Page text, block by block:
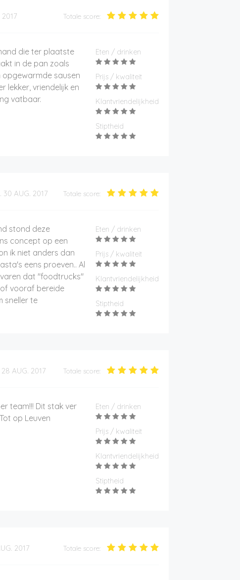
2017 Totale score:
die ter plaatste
in de pan zoals
sausen
lekker, vriendelijk en
vatbaar.
Eten / drinken
Prijs / kwaliteit
Klantvriendelijkheid
Stiptheid
30 AUG. 2017 Totale score:
stond deze
concept op een
ik niet anders dan
eens proeven.. Al
dat "foodtrucks"
vooraf bereide
sneller te
Eten / drinken
Prijs / kwaliteit
Klantvriendelijkheid
Stiptheid
28 AUG. 2017 Totale score:
team!!! Dit stak ver
op Leuven
Eten / drinken
Prijs / kwaliteit
Klantvriendelijkheid
Stiptheid
2017 Totale score: